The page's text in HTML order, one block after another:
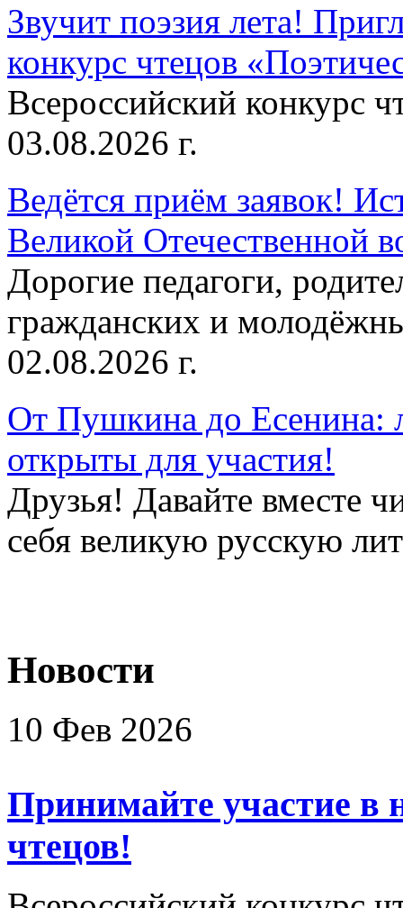
Звучит поэзия лета!
конкурс чтецов
Всероссийский конкурс
03.08.2026 г.
Ведётся приём заявок!
Великой Отечественной
Дорогие педагоги,
гражданских и
02.08.2026 г.
От Пушкина до Есенина:
открыты для участия!
Друзья! Давайте вместе
себя великую русскую
Новости
10 Фев 2026
Принимайте участие в
чтецов!